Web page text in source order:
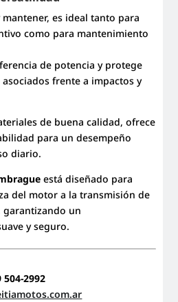
es ideal tanto para
como para mantenimiento
de potencia y protege
frente a impactos y
de buena calidad, ofrece
para un desempeño
diario.
está diseñado para
del motor a la transmisión de
garantizando un
y seguro.
504-2992